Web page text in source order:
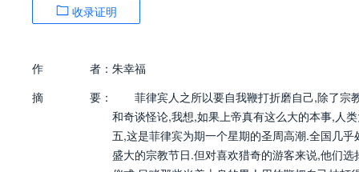
收录证明
作 者： 朱幸福
摘
要：
菲律宾人之所以要自我鞭打折磨自己,除了宗
和奇谈怪论,我想,如果上帝真有这么大的本事,
五,这是菲律宾为期一个星期的圣周高潮.全国几
盛大的宗教节日.但对喜欢猎奇的游客来说,他们